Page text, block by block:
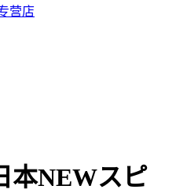
本NEWスピ